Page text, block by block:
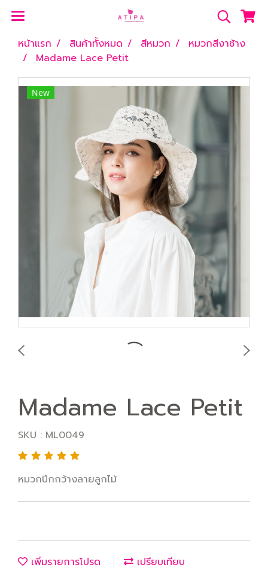
หน้าแรก สินค้าทั้งหมด สีหมวก
หมวกสีงาช้าง
Madame Lace Petit
New
Madame Lace Petit
SKU : ML0049
หมวกปีกกว้างลายลูกไม้
เพิ่มรายการโปรด
เปรียบเทียบ